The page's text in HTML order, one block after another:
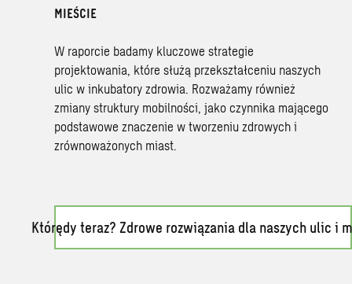
MIEŚCIE
W raporcie badamy kluczowe strategie
projektowania, które służą przekształceniu naszych
ulic w inkubatory zdrowia. Rozważamy również
zmiany struktury mobilności, jako czynnika mającego
podstawowe znaczenie w tworzeniu zdrowych i
zrównoważonych miast.
Którędy teraz? Zdrowe rozwiązania dla naszych ulic i